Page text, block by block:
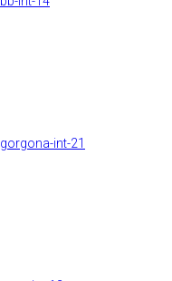
gorgona-int-21